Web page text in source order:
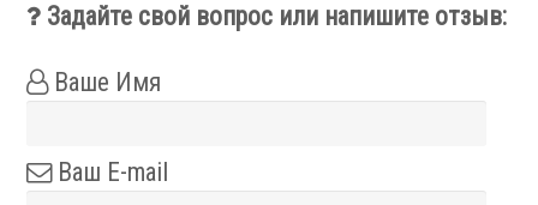
Ротационные соединения для воды
Ротационные соединения для воздуха
Ротационные соединения для масла
Сервис станков
Задайте свой вопрос или напишите отзыв:
Ваше Имя
Ваш E-mail